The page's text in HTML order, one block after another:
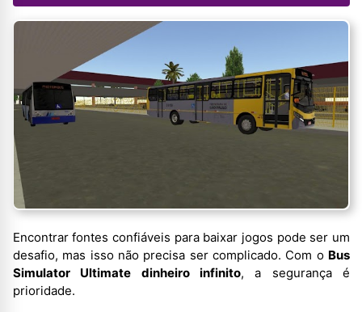
Encontrar fontes confiáveis para baixar jogos pode ser um
desafio, mas isso não precisa ser complicado. Com o Bus
Simulator Ultimate dinheiro infinito, a segurança é
prioridade.